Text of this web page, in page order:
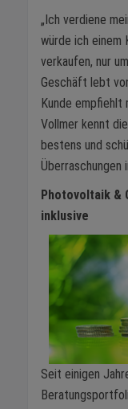
„Ich verdiene
würde ich einem
verkaufen, nur
Geschäft lebt
Kunde empfiehlt
Vollmer kennt
bestens und
Überraschungen
Photovoltaik &
inklusive
Seit einigen